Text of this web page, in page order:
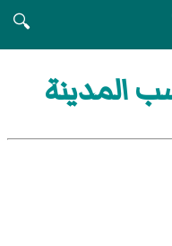
🔍
المدينة